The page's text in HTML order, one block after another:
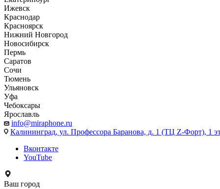
Ижевск
Краснодар
Красноярск
Нижний Новгород
Новосибирск
Пермь
Саратов
Сочи
Тюмень
Ульяновск
Уфа
Чебоксары
Ярославль
info@miraphone.ru
Калининград, ул. Профессора Баранова, д. 1 (ТЦ Z-Форт), 1
Вконтакте
YouTube
Ваш город